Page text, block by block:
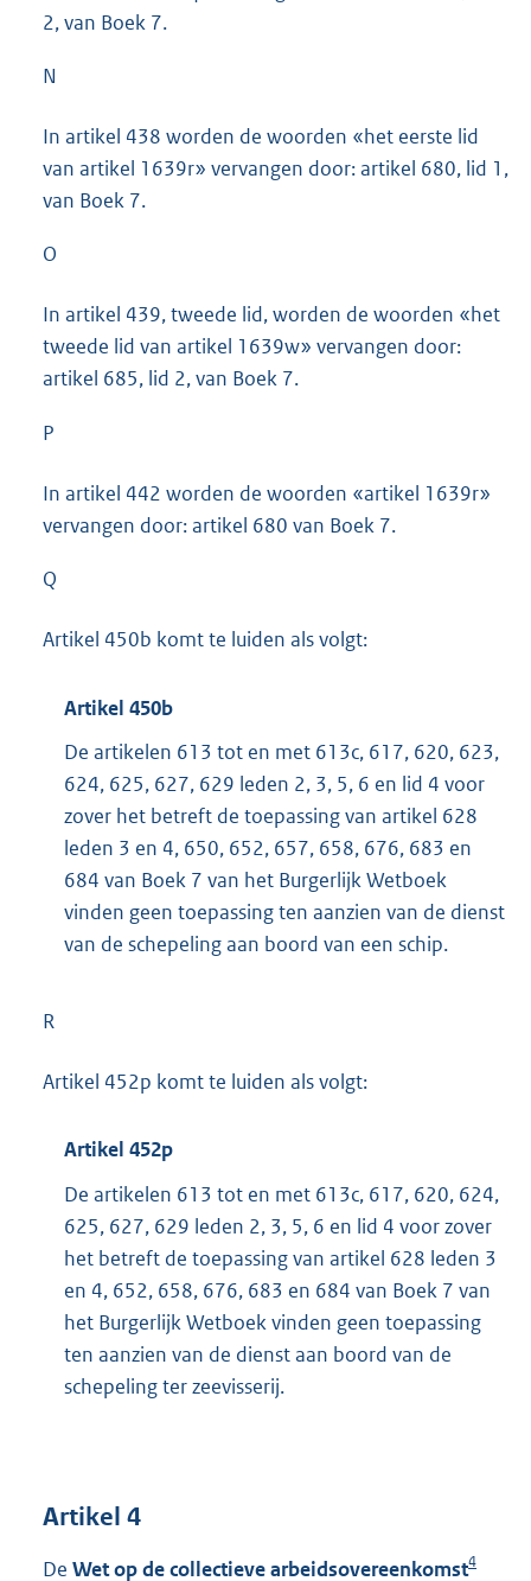
2, van Boek 7.
N
In artikel 438 worden de woorden «het eerste lid
van artikel 1639r» vervangen door: artikel 680, lid 1,
van Boek 7.
O
In artikel 439, tweede lid, worden de woorden «het
tweede lid van artikel 1639w» vervangen door:
artikel 685, lid 2, van Boek 7.
P
In artikel 442 worden de woorden «artikel 1639r»
vervangen door: artikel 680 van Boek 7.
Q
Artikel 450b komt te luiden als volgt:
Artikel 450b
De artikelen 613 tot en met 613c, 617, 620, 623,
624, 625, 627, 629 leden 2, 3, 5, 6 en lid 4 voor
zover het betreft de toepassing van artikel 628
leden 3 en 4, 650, 652, 657, 658, 676, 683 en
684 van Boek 7 van het Burgerlijk Wetboek
vinden geen toepassing ten aanzien van de dienst
van de schepeling aan boord van een schip.
R
Artikel 452p komt te luiden als volgt:
Artikel 452p
De artikelen 613 tot en met 613c, 617, 620, 624,
625, 627, 629 leden 2, 3, 5, 6 en lid 4 voor zover
het betreft de toepassing van artikel 628 leden 3
en 4, 652, 658, 676, 683 en 684 van Boek 7 van
het Burgerlijk Wetboek vinden geen toepassing
ten aanzien van de dienst aan boord van de
schepeling ter zeevisserij.
Artikel 4
De Wet op de collectieve arbeidsovereenkomst4